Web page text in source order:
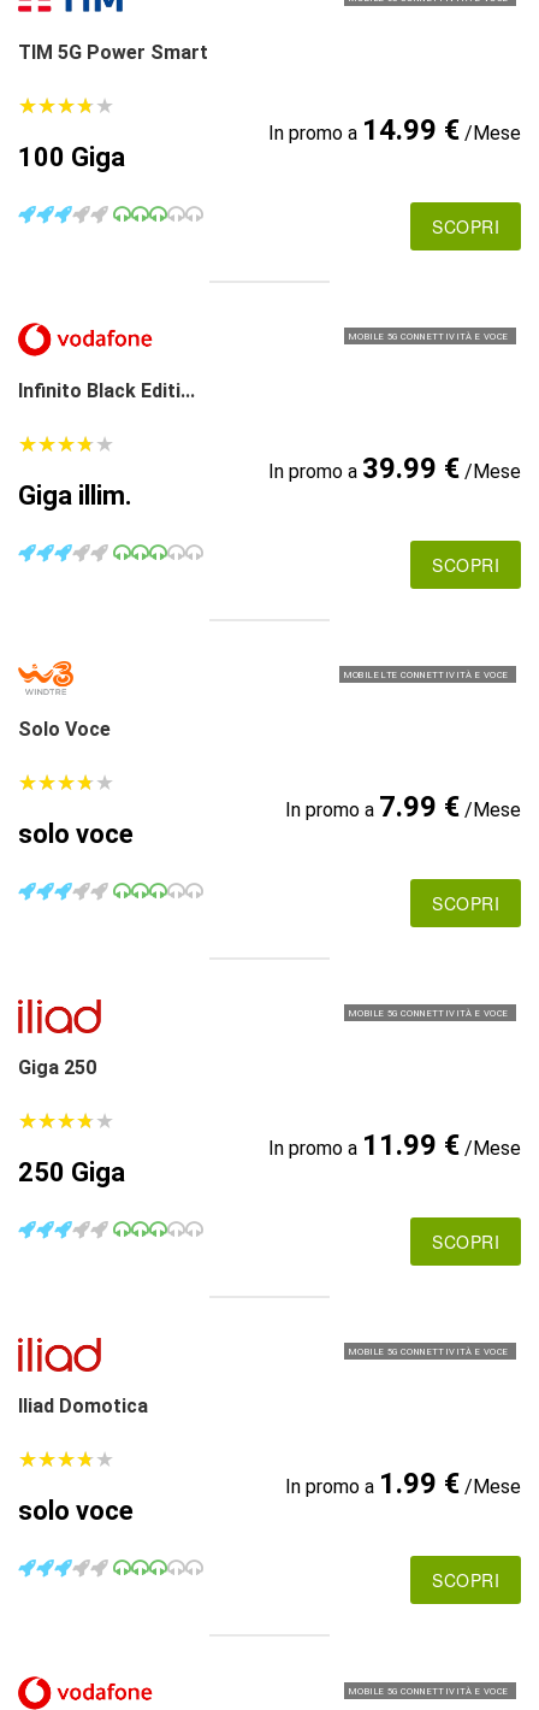
TIM 5G Power Smart
★★★★★
★★★★★
100 Giga
In promo a 14.99 €/Mese
SCOPRI
MOBILE 5G CONNETTIVITÀ E VOCE
Infinito Black Editi...
★★★★★
★★★★★
Giga illim.
In promo a 39.99 €/Mese
SCOPRI
MOBILE LTE CONNETTIVITÀ E VOCE
Solo Voce
★★★★★
★★★★★
solo voce
In promo a 7.99 €/Mese
SCOPRI
MOBILE 5G CONNETTIVITÀ E VOCE
Giga 250
★★★★★
★★★★★
250 Giga
In promo a 11.99 €/Mese
SCOPRI
MOBILE 5G CONNETTIVITÀ E VOCE
Iliad Domotica
★★★★★
★★★★★
solo voce
In promo a 1.99 €/Mese
SCOPRI
MOBILE 5G CONNETTIVITÀ E VOCE